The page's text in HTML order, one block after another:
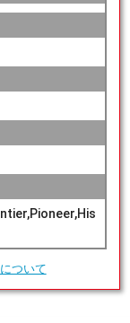
ついて